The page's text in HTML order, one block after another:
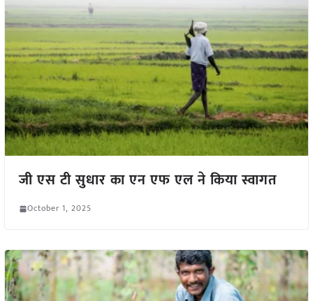
जी एस टी सुधार का एन एफ एल ने किया स्वागत
October 1, 2025